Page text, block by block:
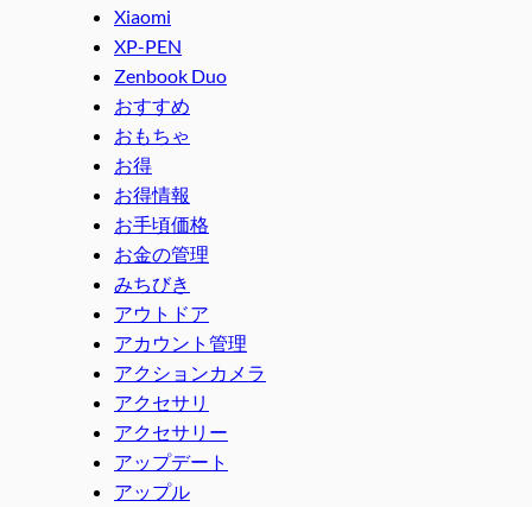
Xiaomi
XP-PEN
Zenbook Duo
おすすめ
おもちゃ
お得
お得情報
お手頃価格
お金の管理
みちびき
アウトドア
アカウント管理
アクションカメラ
アクセサリ
アクセサリー
アップデート
アップル